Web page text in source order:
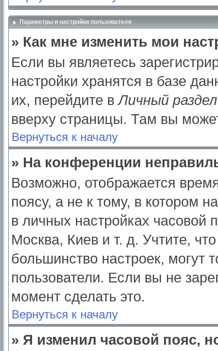
Параметры и настройки пользователя
» Как мне изменить мои
Если вы являетесь
настройки хранятся в базе
их, перейдите вЛичный раздел
вверху страницы. Там вы
Вернуться к началу
» На конференции
Возможно, отображается
поясу, а не к тому, в котором
в личных настройках часовой
Москва, Киев и т. д. Учтите,
большинство настроек, могут
пользователи. Если вы не
момент сделать это.
Вернуться к началу
» Я изменил часовой пояс,